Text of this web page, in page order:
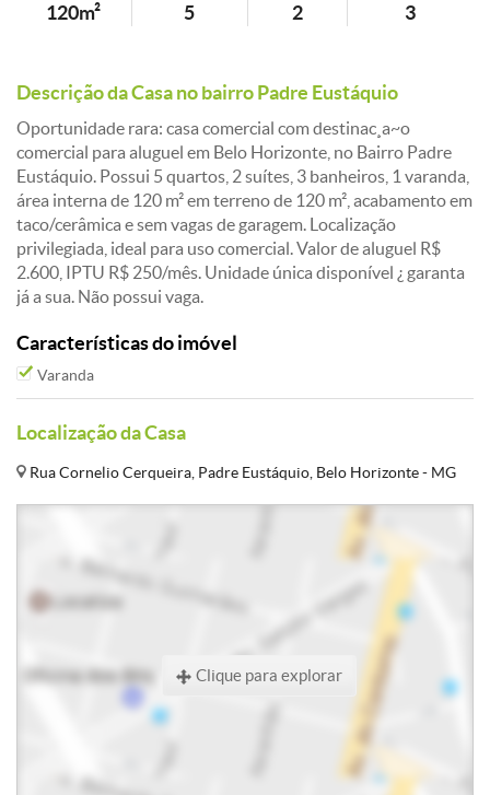
120m² 5 2 3
Descrição da Casa no bairro Padre Eustáquio
Oportunidade rara: casa comercial com destinac¸a~o
comercial para aluguel em Belo Horizonte, no Bairro Padre
Eustáquio. Possui 5 quartos, 2 suítes, 3 banheiros, 1 varanda,
área interna de 120 m² em terreno de 120 m², acabamento em
taco/cerâmica e sem vagas de garagem. Localização
privilegiada, ideal para uso comercial. Valor de aluguel R$
2.600, IPTU R$ 250/mês. Unidade única disponível ¿ garanta
já a sua. Não possui vaga.
Características do imóvel
Varanda
Localização da Casa
Rua Cornelio Cerqueira, Padre Eustáquio, Belo Horizonte - MG
Clique para explorar